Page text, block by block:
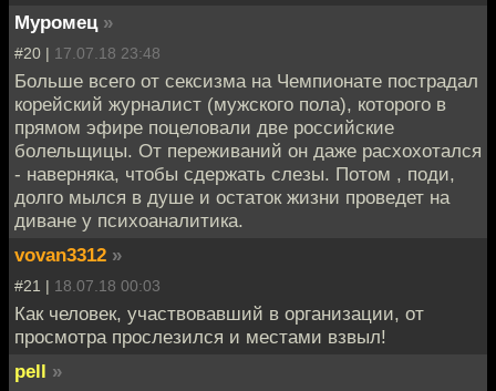
Муромец »
#20 | 17.07.18 23:48
Больше всего от сексизма на Чемпионате пострадал
корейский журналист (мужского пола), которого в
прямом эфире поцеловали две российские
болельщицы. От переживаний он даже расхохотался
- наверняка, чтобы сдержать слезы. Потом , поди,
долго мылся в душе и остаток жизни проведет на
диване у психоаналитика.
vovan3312 »
#21 | 18.07.18 00:03
Как человек, участвовавший в организации, от
просмотра прослезился и местами взвыл!
pell »